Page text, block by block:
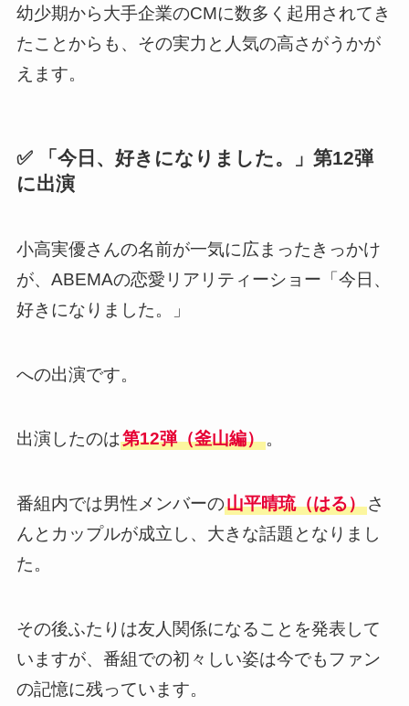
幼少期から大手企業のCMに数多く起用されてき
たことからも、その実力と人気の高さがうかが
えます。
✅ 「今日、好きになりました。」第12弾
に出演
小高実優さんの名前が一気に広まったきっかけ
が、ABEMAの恋愛リアリティーショー「今日、
好きになりました。」
への出演です。
出演したのは第12弾（釜山編）。
番組内では男性メンバーの山平晴琉（はる）さ
んとカップルが成立し、大きな話題となりまし
た。
その後ふたりは友人関係になることを発表して
いますが、番組での初々しい姿は今でもファン
の記憶に残っています。